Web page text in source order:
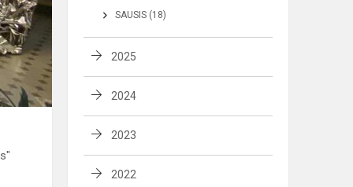
SAUSIS (18)
2025
2024
2023
2022